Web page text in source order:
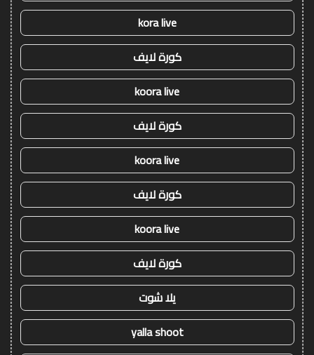
kora live
كورة لايف
koora live
كورة لايف
koora live
كورة لايف
koora live
كورة لايف
يلا شوت
yalla shoot